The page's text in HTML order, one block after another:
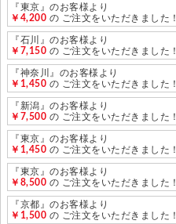
『東京』のお客様より
￥4,200 の ご注文をいただきました！
『石川』のお客様より
￥7,150 の ご注文をいただきました！
『神奈川』のお客様より
￥1,450 の ご注文をいただきました！
『新潟』のお客様より
￥7,500 の ご注文をいただきました！
『東京』のお客様より
￥1,450 の ご注文をいただきました！
『東京』のお客様より
￥8,500 の ご注文をいただきました！
『京都』のお客様より
￥1,500 の ご注文をいただきました！